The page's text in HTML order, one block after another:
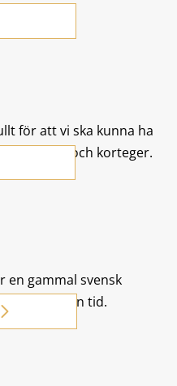
för att vi ska kunna ha
och korteger.
en gammal svensk
i modern tid.